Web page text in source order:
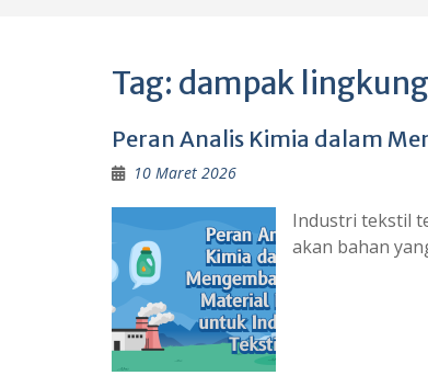
Tag: dampak
Peran Analis Kimia dalam
10 Maret 2026
Industri tekstil
akan bahan